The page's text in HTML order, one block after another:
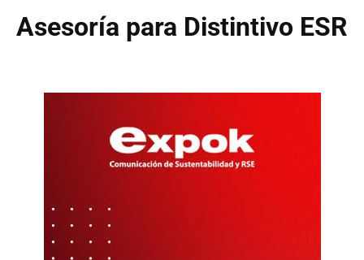
Asesoría para Distintivo ESR